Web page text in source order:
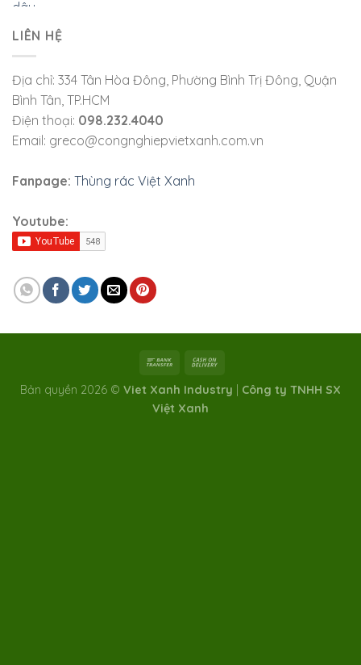
LIÊN HỆ
Địa chỉ: 334 Tân Hòa Đông, Phường Bình Trị Đông, Quận
Bình Tân, TP.HCM
Điện thoại: 098.232.4040
Email: greco@congnghiepvietxanh.com.vn
Fanpage: Thùng rác Việt Xanh
Youtube:
Bản quyền 2026 © Viet Xanh Industry
Công ty TNHH SX
Việt Xanh